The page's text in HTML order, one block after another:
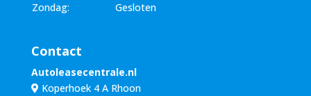
Zondag:
Gesloten
Contact
Autoleasecentrale.nl
Koperhoek 4 A Rhoon